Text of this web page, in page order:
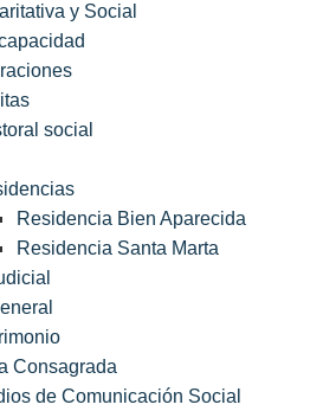
y Social
social
Residencia Bien Aparecida
Residencia Santa Marta
Consagrada
de Comunicación Social